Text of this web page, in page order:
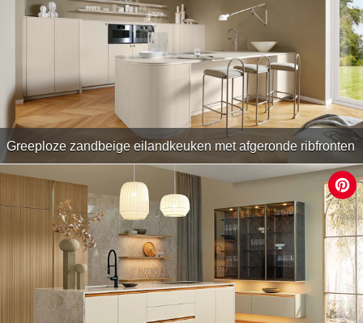
Greeploze zandbeige eilandkeuken met afgeronde ribfronten